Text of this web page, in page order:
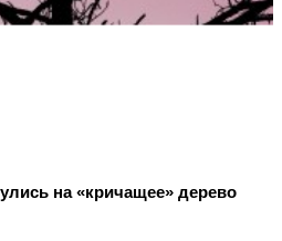
на «кричащее» дерево